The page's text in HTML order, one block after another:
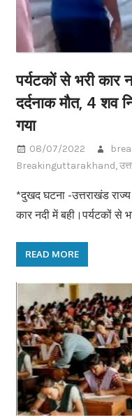
पर्यटकों से भरी कार
दर्दनाक मौत, 4 शव
गया
08/07/2022
Breakinguttarakhand,
*दुखद घटना -उत्तराखंड राज्य
कार नदी में बही।पर्यटकों से
READ MORE